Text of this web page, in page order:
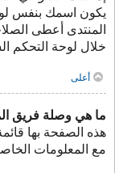
يكون اسمك بنفس
المنتدى أعطى
خلال لوحة التحكم
أعلى
ما هي وصلة فريق
هذه الصفحة بها
مع المعلومات